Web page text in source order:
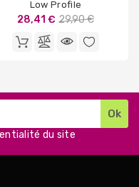
Low Profile
28,41 € Prix
base
29,90 €
du site